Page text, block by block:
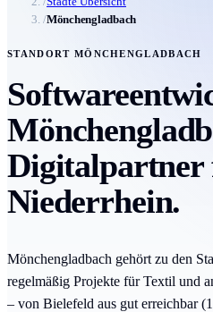
/Mönchengladbach
STANDORT MÖNCHENGLADBACH
Digitalpartner
Niederrhein.
Mönchengladbach gehört zu den
regelmäßig Projekte für Textil und
– von Bielefeld aus gut erreichbar